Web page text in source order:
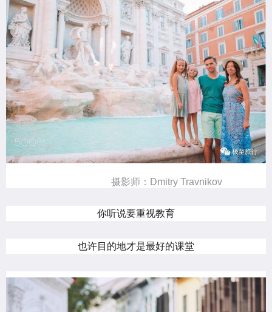
摄影师：Dmitry Travnikov
你听说要重视教育
也许目的地才是最好的课堂